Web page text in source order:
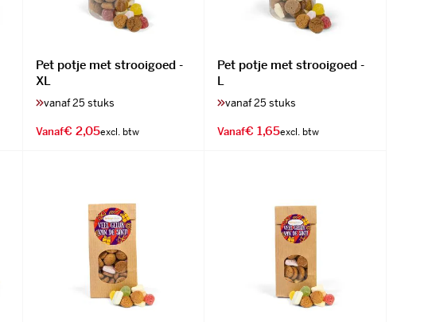
Pet potje met strooigoed -
XL
vanaf 25 stuks
Vanaf€ 2,05
Pet potje met strooigoed -
L
vanaf 25 stuks
Vanaf€ 1,65